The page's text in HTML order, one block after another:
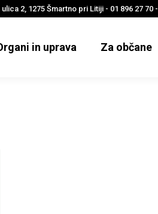
2, 1275 Šmartno pri Litiji - 01 896 27 70 -
in uprava Za občane